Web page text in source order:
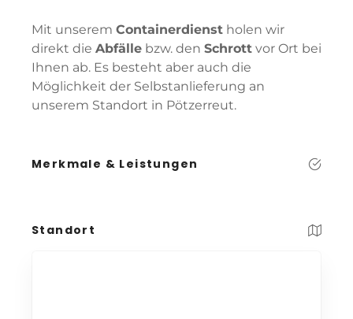
Mit unserem Containerdienst holen wir
direkt die Abfälle bzw. den Schrott vor Ort bei
Ihnen ab. Es besteht aber auch die
Möglichkeit der Selbstanlieferung an
unserem Standort in Pötzerreut.
Merkmale & Leistungen
Standort